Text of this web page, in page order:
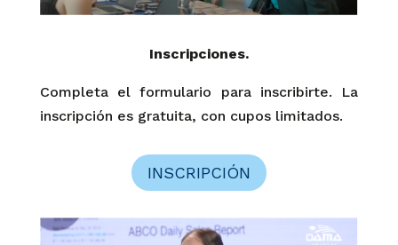
Inscripciones.
Completa el formulario para inscribirte. La
inscripción es gratuita, con cupos limitados.
INSCRIPCIÓN